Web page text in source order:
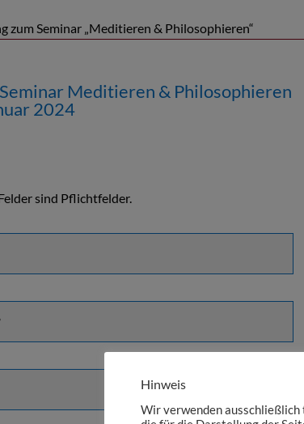
zum Seminar „Meditieren & Philosophieren“
Meditieren & Philosophieren
2024
sind Pflichtfelder.
Hinweis
Wir verwenden ausschließlich